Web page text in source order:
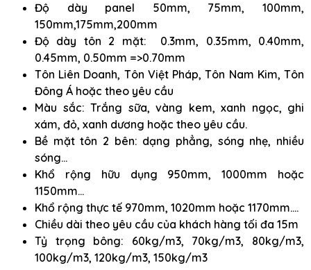
Độ dày panel 50mm, 75mm, 100mm,
150mm,175mm,200mm
Độ dày tôn 2 mặt: 0.3mm, 0.35mm, 0.40mm,
0.45mm, 0.50mm =>0.70mm
Tôn Liên Doanh, Tôn Việt Pháp, Tôn Nam Kim, Tôn
Đông Á hoặc theo yêu cầu
Màu sắc: Trắng sữa, vàng kem, xanh ngọc, ghi
xám, đỏ, xanh dương hoặc theo yêu cầu.
Bề mặt tôn 2 bên: dạng phẳng, sóng nhẹ, nhiều
sóng…
Khổ rộng hữu dụng 950mm, 1000mm hoặc
1150mm…
Khổ rộng thực tế 970mm, 1020mm hoặc 1170mm….
Chiều dài theo yêu cầu của khách hàng tối đa 15m
Tỷ trọng bông: 60kg/m3, 70kg/m3, 80kg/m3,
100kg/m3, 120kg/m3, 150kg/m3